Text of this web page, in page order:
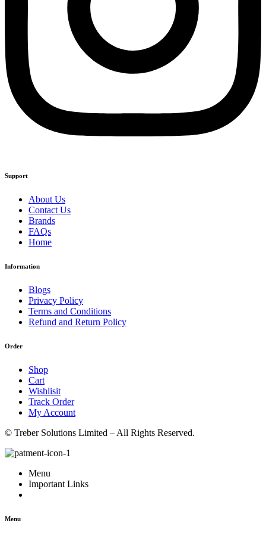
Support
About Us
Contact Us
Brands
FAQs
Home
Information
Blogs
Privacy Policy
Terms and Conditions
Refund and Return Policy
Order
Shop
Cart
Wishlisit
Track Order
My Account
© Treber Solutions Limited – All Rights Reserved.
Menu
Important Links
Menu